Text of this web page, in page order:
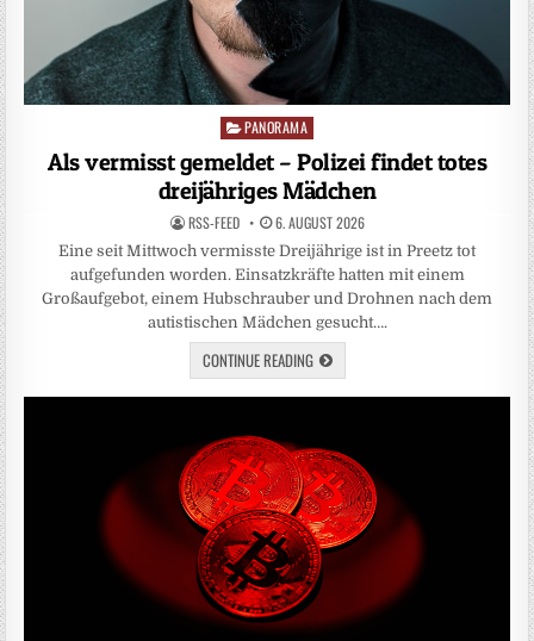
Posted
PANORAMA
Als vermisst gemeldet – Polizei findet totes
dreijähriges Mädchen
RSS-FEED 6. AUGUST 2026
Eine seit Mittwoch vermisste Dreijährige ist in Preetz tot
aufgefunden worden. Einsatzkräfte hatten mit einem
Großaufgebot, einem Hubschrauber und Drohnen nach dem
autistischen Mädchen gesucht….
CONTINUE READING